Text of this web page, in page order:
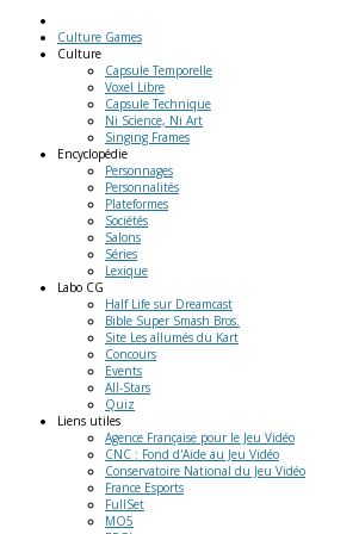
Culture Games
Culture
Capsule Temporelle
Voxel Libre
Capsule Technique
Ni Science, Ni Art
Singing Frames
Encyclopédie
Personnages
Personnalités
Plateformes
Sociétés
Salons
Séries
Lexique
Labo CG
Half Life sur Dreamcast
Bible Super Smash Bros.
Site Les allumés du Kart
Concours
Events
All-Stars
Quiz
Liens utiles
Agence Française pour le Jeu Vidéo
CNC : Fond d'Aide au Jeu Vidéo
Conservatoire National du Jeu Vidéo
France Esports
FullSet
MO5